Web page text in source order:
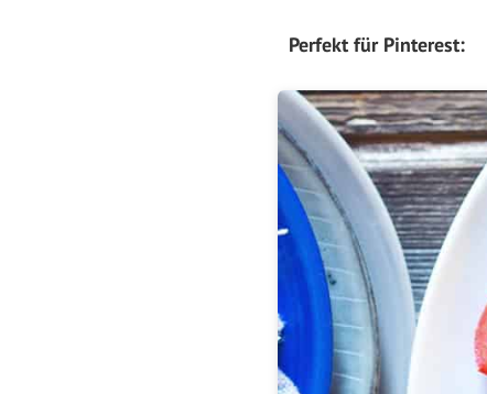
Perfekt für Pinterest: